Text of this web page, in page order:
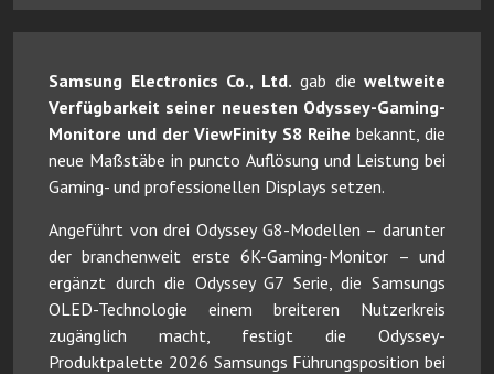
Samsung Electronics Co., Ltd. gab die weltweite
Verfügbarkeit seiner neuesten Odyssey-Gaming-
Monitore und der ViewFinity S8 Reihe bekannt, die
neue Maßstäbe in puncto Auflösung und Leistung bei
Gaming- und professionellen Displays setzen.
Angeführt von drei Odyssey G8-Modellen – darunter
der branchenweit erste 6K-Gaming-Monitor – und
ergänzt durch die Odyssey G7 Serie, die Samsungs
OLED-Technologie einem breiteren Nutzerkreis
zugänglich macht, festigt die Odyssey-
Produktpalette 2026 Samsungs Führungsposition bei